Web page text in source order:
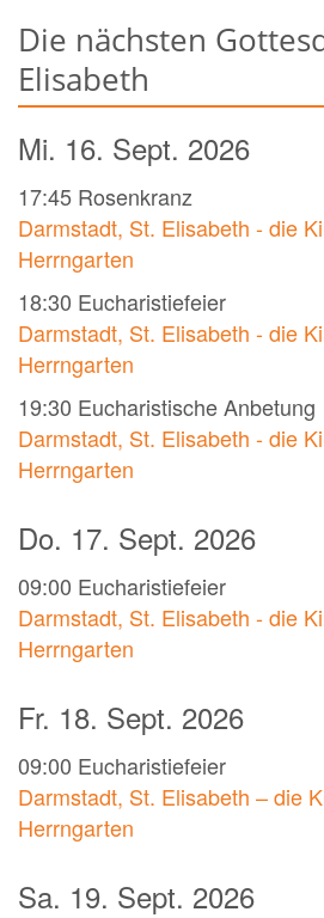
Die nächsten
Elisabeth
Mi. 16. Sept. 2026
17:45 Rosenkranz
Darmstadt, St. Elisabeth - die
Herrngarten
18:30 Eucharistiefeier
Darmstadt, St. Elisabeth - die
Herrngarten
19:30 Eucharistische Anbetung
Darmstadt, St. Elisabeth - die
Herrngarten
Do. 17. Sept. 2026
09:00 Eucharistiefeier
Darmstadt, St. Elisabeth - die
Herrngarten
Fr. 18. Sept. 2026
09:00 Eucharistiefeier
Darmstadt, St. Elisabeth – die
Herrngarten
Sa. 19. Sept. 2026